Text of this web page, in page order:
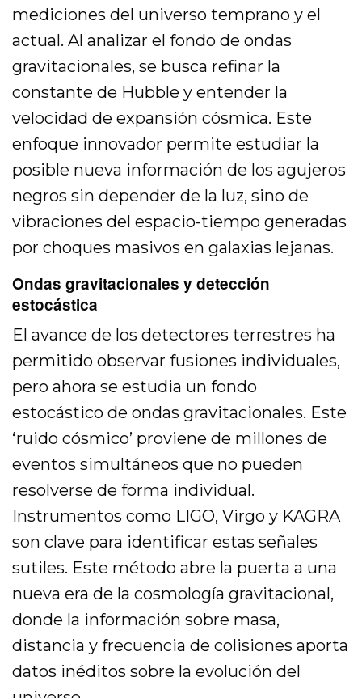
mediciones del universo temprano y el
actual. Al analizar el fondo de ondas
gravitacionales, se busca refinar la
constante de Hubble y entender la
velocidad de expansión cósmica. Este
enfoque innovador permite estudiar la
posible nueva información de los agujeros
negros sin depender de la luz, sino de
vibraciones del espacio-tiempo generadas
por choques masivos en galaxias lejanas.
Ondas gravitacionales y detección
estocástica
El avance de los detectores terrestres ha
permitido observar fusiones individuales,
pero ahora se estudia un fondo
estocástico de ondas gravitacionales. Este
‘ruido cósmico’ proviene de millones de
eventos simultáneos que no pueden
resolverse de forma individual.
Instrumentos como LIGO, Virgo y KAGRA
son clave para identificar estas señales
sutiles. Este método abre la puerta a una
nueva era de la cosmología gravitacional,
donde la información sobre masa,
distancia y frecuencia de colisiones aporta
datos inéditos sobre la evolución del